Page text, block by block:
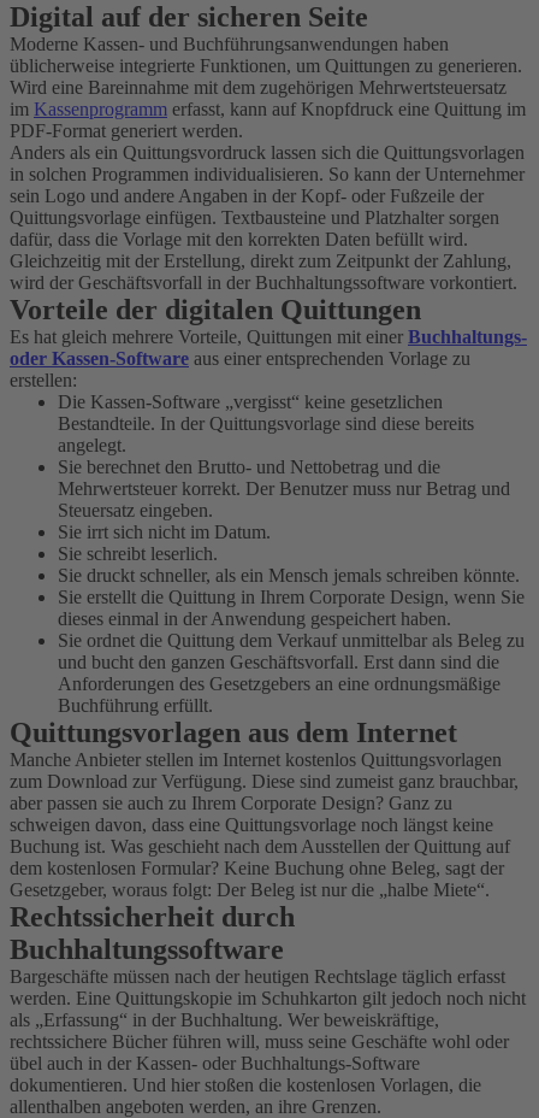
Digital auf der sicheren Seite
Moderne Kassen- und Buchführungsanwendungen haben
üblicherweise integrierte Funktionen, um Quittungen zu generieren.
Wird eine Bareinnahme mit dem zugehörigen Mehrwertsteuersatz
im Kassenprogramm erfasst, kann auf Knopfdruck eine Quittung im
PDF-Format generiert werden.
Anders als ein Quittungsvordruck lassen sich die Quittungsvorlagen
in solchen Programmen individualisieren. So kann der Unternehmer
sein Logo und andere Angaben in der Kopf- oder Fußzeile der
Quittungsvorlage einfügen. Textbausteine und Platzhalter sorgen
dafür, dass die Vorlage mit den korrekten Daten befüllt wird.
Gleichzeitig mit der Erstellung, direkt zum Zeitpunkt der Zahlung,
wird der Geschäftsvorfall in der Buchhaltungssoftware vorkontiert.
Vorteile der digitalen Quittungen
Es hat gleich mehrere Vorteile, Quittungen mit einer Buchhaltungs-
oder Kassen-Software aus einer entsprechenden Vorlage zu
erstellen:
Die Kassen-Software „vergisst“ keine gesetzlichen
Bestandteile. In der Quittungsvorlage sind diese bereits
angelegt.
Sie berechnet den Brutto- und Nettobetrag und die
Mehrwertsteuer korrekt. Der Benutzer muss nur Betrag und
Steuersatz eingeben.
Sie irrt sich nicht im Datum.
Sie schreibt leserlich.
Sie druckt schneller, als ein Mensch jemals schreiben könnte.
Sie erstellt die Quittung in Ihrem Corporate Design, wenn Sie
dieses einmal in der Anwendung gespeichert haben.
Sie ordnet die Quittung dem Verkauf unmittelbar als Beleg zu
und bucht den ganzen Geschäftsvorfall. Erst dann sind die
Anforderungen des Gesetzgebers an eine ordnungsmäßige
Buchführung erfüllt.
Quittungsvorlagen aus dem Internet
Manche Anbieter stellen im Internet kostenlos Quittungsvorlagen
zum Download zur Verfügung. Diese sind zumeist ganz brauchbar,
aber passen sie auch zu Ihrem Corporate Design? Ganz zu
schweigen davon, dass eine Quittungsvorlage noch längst keine
Buchung ist. Was geschieht nach dem Ausstellen der Quittung auf
dem kostenlosen Formular? Keine Buchung ohne Beleg, sagt der
Gesetzgeber, woraus folgt: Der Beleg ist nur die „halbe Miete“.
Rechtssicherheit durch
Buchhaltungssoftware
Bargeschäfte müssen nach der heutigen Rechtslage täglich erfasst
werden. Eine Quittungskopie im Schuhkarton gilt jedoch noch nicht
als „Erfassung“ in der Buchhaltung. Wer beweiskräftige,
rechtssichere Bücher führen will, muss seine Geschäfte wohl oder
übel auch in der Kassen- oder Buchhaltungs-Software
dokumentieren. Und hier stoßen die kostenlosen Vorlagen, die
allenthalben angeboten werden, an ihre Grenzen.